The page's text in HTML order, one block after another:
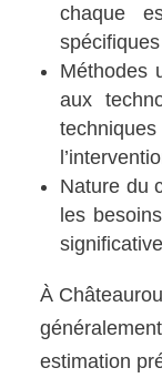
chaque
Méthodes
aux
Nature du
les
À
estimation